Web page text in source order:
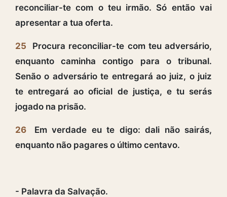
reconciliar-te com o teu irmão. Só então vai
apresentar a tua oferta.
25
Procura reconciliar-te com teu adversário,
enquanto caminha contigo para o tribunal.
Senão o adversário te entregará ao juiz, o juiz
te entregará ao oficial de justiça, e tu serás
jogado na prisão.
26
Em verdade eu te digo: dali não sairás,
enquanto não pagares o último centavo.
- Palavra da Salvação.